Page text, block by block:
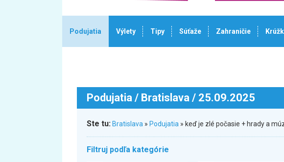
Podujatia Výlety Tipy Súťaže Zahraničie
Podujatia / Bratislava / 25.09.2025
Ste tu: Bratislava » Podujatia » keď je zlé počasie + hrady a
Filtruj podľa kategórie